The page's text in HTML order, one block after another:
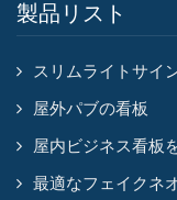
製品リスト
スリムライトサイ
屋外パブの看板
屋内ビジネス看板
最適なフェイクネ